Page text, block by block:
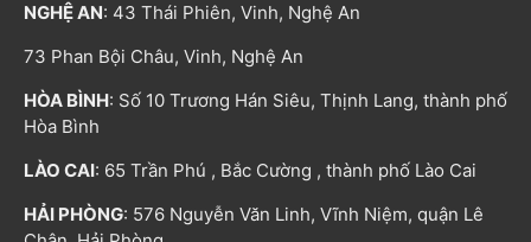
NGHỆ AN: 43 Thái Phiên, Vinh, Nghệ An
73 Phan Bội Châu, Vinh, Nghệ An
HÒA BÌNH: Số 10 Trương Hán Siêu, Thịnh Lang, thành phố
Hòa Bình
LÀO CAI: 65 Trần Phú , Bắc Cường , thành phố Lào Cai
HẢI PHÒNG: 576 Nguyễn Văn Linh, Vĩnh Niệm, quận Lê